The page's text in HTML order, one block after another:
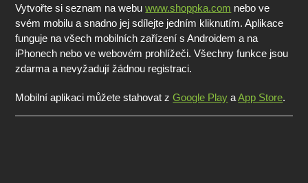
Vytvořte si seznam na webuwww.shoppka.com nebo ve
svém mobilu a snadno jej sdílejte jedním kliknutím. Aplikace
funguje na všech mobilních zařízení s Androidem a na
iPhonech nebo ve webovém prohlížeči. Všechny funkce jsou
zdarma a nevyžadují žádnou registraci.
Mobilní aplikaci můžete stahovat zGoogle Play aApp Store.